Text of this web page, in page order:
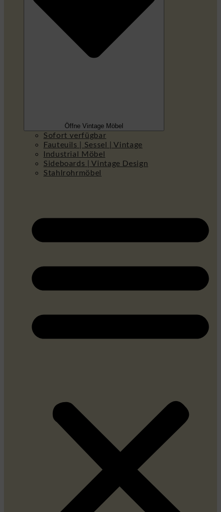
Öffne Vintage Möbel
Sofort verfügbar
Fauteuils | Sessel | Vintage
Industrial Möbel
Sideboards | Vintage Design
Stahlrohrmöbel